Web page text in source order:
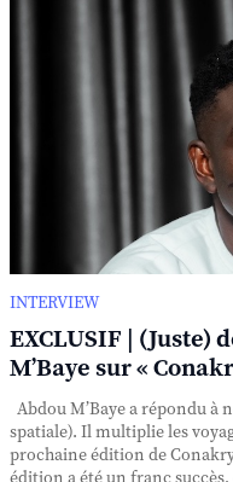
INTERVIEW
EXCLUSIF | (Juste)
M’Baye sur «
Abdou M’Baye a répondu à
spatiale). Il multiplie les
prochaine édition de